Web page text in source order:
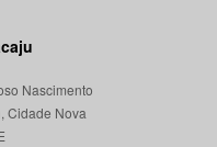
Nascimento
Cidade Nova